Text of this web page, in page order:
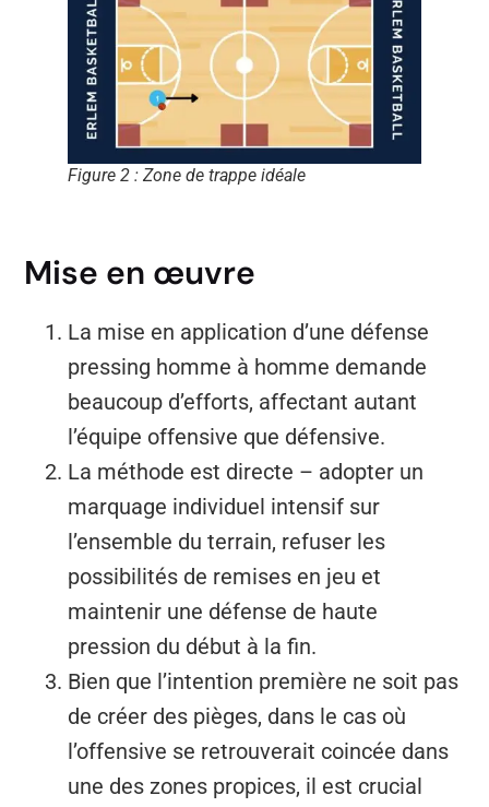
Figure 2 : Zone de trappe idéale
Mise en œuvre
La mise en application d’une défense
pressing homme à homme demande
beaucoup d’efforts, affectant autant
l’équipe offensive que défensive.
La méthode est directe – adopter un
marquage individuel intensif sur
l’ensemble du terrain, refuser les
possibilités de remises en jeu et
maintenir une défense de haute
pression du début à la fin.
Bien que l’intention première ne soit pas
de créer des pièges, dans le cas où
l’offensive se retrouverait coincée dans
une des zones propices, il est crucial